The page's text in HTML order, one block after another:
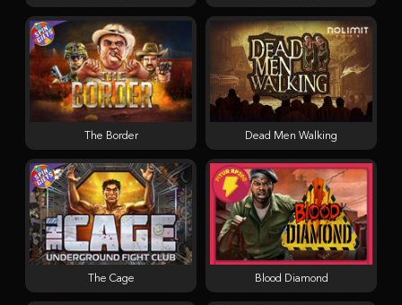
Blood Diamond
Dead Men Walking
The Cage
The Border